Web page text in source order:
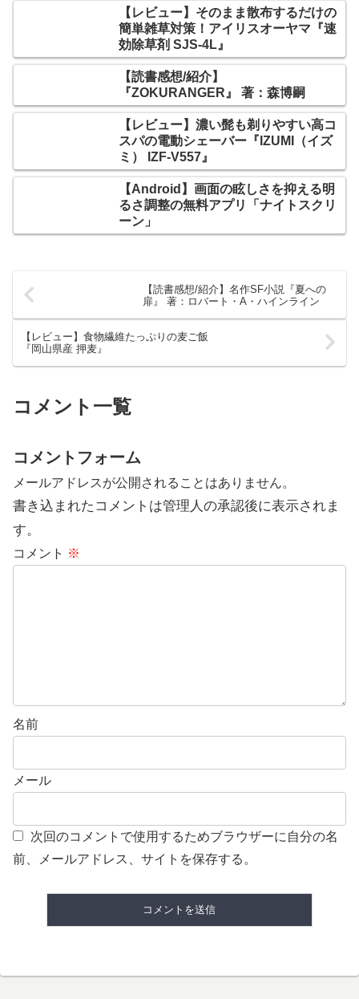
【レビュー】そのまま散布するだけの
簡単雑草対策！アイリスオーヤマ『速
効除草剤 SJS-4L』
【読書感想/紹介】
『ZOKURANGER』 著：森博嗣
【レビュー】濃い髭も剃りやすい高コ
スパの電動シェーバー『IZUMI（イズ
ミ） IZF-V557』
【Android】画面の眩しさを抑える明
るさ調整の無料アプリ「ナイトスクリ
ーン」
【読書感想/紹介】名作SF小説『夏への
扉』 著：ロバート・A・ハインライン
【レビュー】食物繊維たっぷりの麦ご飯
『岡山県産 押麦』
コメント一覧
コメントフォーム
メールアドレスが公開されることはありません。
書き込まれたコメントは管理人の承認後に表示されま
す。
コメント ※
名前
メール
次回のコメントで使用するためブラウザーに自分の名
前、メールアドレス、サイトを保存する。